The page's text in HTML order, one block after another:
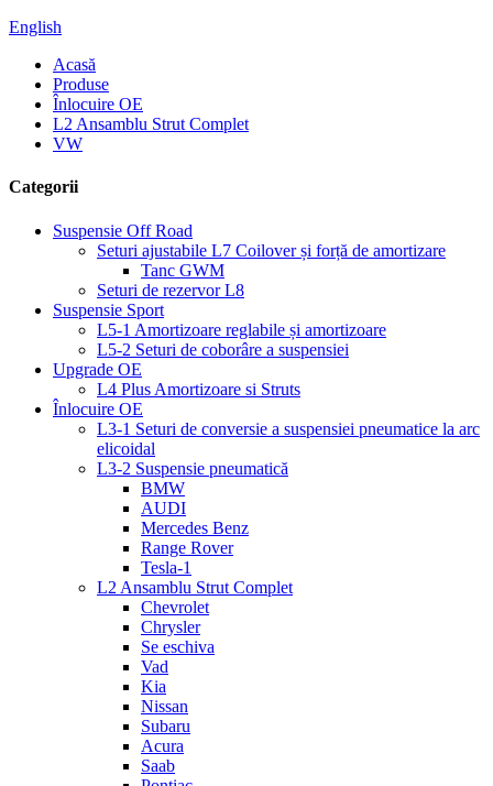
English
Acasă
Produse
Înlocuire OE
L2 Ansamblu Strut Complet
VW
Categorii
Suspensie Off Road
Seturi ajustabile L7 Coilover și forță de amortizare
Tanc GWM
Seturi de rezervor L8
Suspensie Sport
L5-1 Amortizoare reglabile și amortizoare
L5-2 Seturi de coborâre a suspensiei
Upgrade OE
L4 Plus Amortizoare si Struts
Înlocuire OE
L3-1 Seturi de conversie a suspensiei pneumatice la arc
elicoidal
L3-2 Suspensie pneumatică
BMW
AUDI
Mercedes Benz
Range Rover
Tesla-1
L2 Ansamblu Strut Complet
Chevrolet
Chrysler
Se eschiva
Vad
Kia
Nissan
Subaru
Acura
Saab